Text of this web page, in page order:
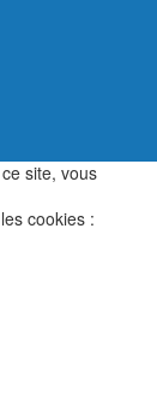
site, vous
cookies :